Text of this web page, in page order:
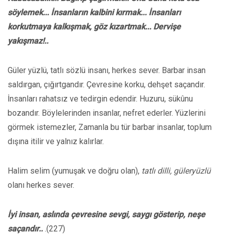
söylemek... İnsanların kalbini kırmak... İnsanları
korkutmaya kalkışmak, göz kızartmak... Dervişe
yakışmaz!..
Güler yüzlü, tatlı sözlü insanı, herkes sever. Barbar insan
saldırgan, çığırtgandır. Çevresine korku, dehşet saçandır.
İnsanları rahatsız ve tedirgin edendir. Huzuru, sükûnu
bozandır. Böylelerinden insanlar, nefret ederler. Yüzlerini
görmek istemezler, Zamanla bu tür barbar insanlar, toplum
dışına itilir ve yalnız kalırlar.
Halim selim (yumuşak ve doğru olan), tatlı dilli, güleryüzlü
olanı herkes sever.
İyi insan, aslında çevresine sevgi, saygı gösterip, neşe
saçandır.. .(227)